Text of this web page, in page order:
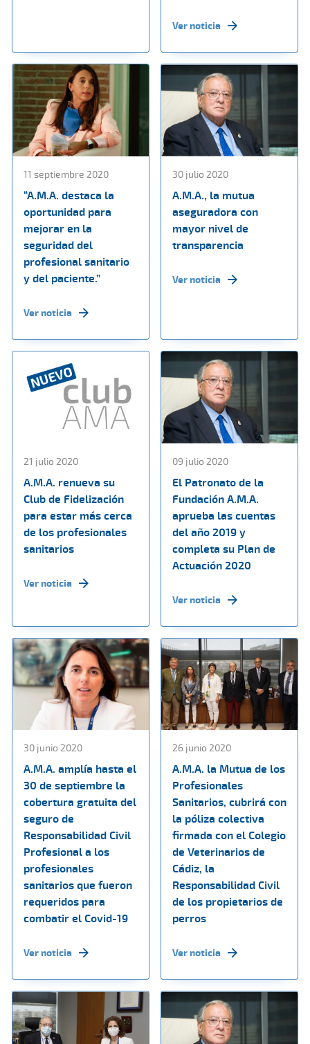
Ver noticia
11 septiembre 2020
“A.M.A. destaca la
oportunidad para
mejorar en la
seguridad del
profesional sanitario
y del paciente.”
Ver noticia
30 julio 2020
A.M.A., la mutua
aseguradora con
mayor nivel de
transparencia
Ver noticia
21 julio 2020
A.M.A. renueva su
Club de Fidelización
para estar más cerca
de los profesionales
sanitarios
Ver noticia
09 julio 2020
El Patronato de la
Fundación A.M.A.
aprueba las cuentas
del año 2019 y
completa su Plan de
Actuación 2020
Ver noticia
30 junio 2020
A.M.A. amplía hasta el
30 de septiembre la
cobertura gratuita del
seguro de
Responsabilidad Civil
Profesional a los
profesionales
sanitarios que fueron
requeridos para
combatir el Covid-19
Ver noticia
26 junio 2020
A.M.A. la Mutua de los
Profesionales
Sanitarios, cubrirá con
la póliza colectiva
firmada con el Colegio
de Veterinarios de
Cádiz, la
Responsabilidad Civil
de los propietarios de
perros
Ver noticia